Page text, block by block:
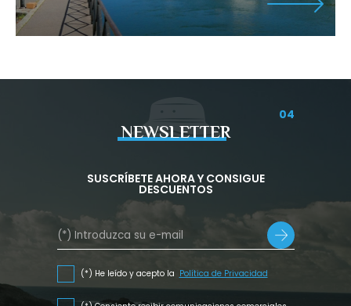
04
NEWSLETTER
SUSCRÍBETE AHORA Y CONSIGUE
DESCUENTOS
(*) He leído y acepto la Política de Privacidad